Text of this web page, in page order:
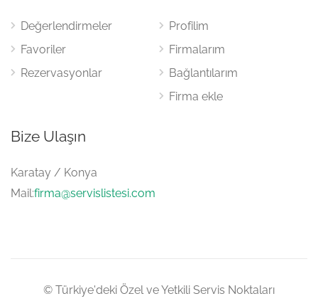
Değerlendirmeler
Favoriler
Rezervasyonlar
Profilim
Firmalarım
Bağlantılarım
Firma ekle
Bize Ulaşın
Karatay / Konya
Mail:firma@servislistesi.com
© Türkiye'deki Özel ve Yetkili Servis Noktaları